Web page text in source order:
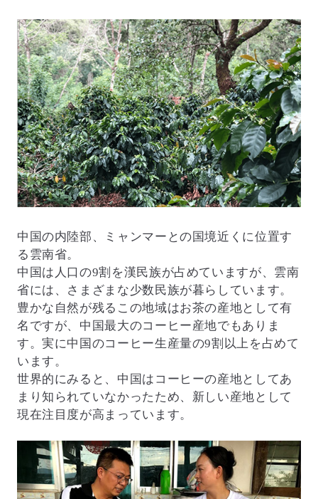
中国の内陸部、ミャンマーとの国境近くに位置す
る雲南省。
中国は人口の9割を漢民族が占めていますが、雲南
省には、さまざまな少数民族が暮らしています。
豊かな自然が残るこの地域はお茶の産地として有
名ですが、中国最大のコーヒー産地でもありま
す。実に中国のコーヒー生産量の9割以上を占めて
います。
世界的にみると、中国はコーヒーの産地としてあ
まり知られていなかったため、新しい産地として
現在注目度が高まっています。